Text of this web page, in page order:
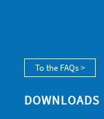
To the FAQs >
DOWNLOADS